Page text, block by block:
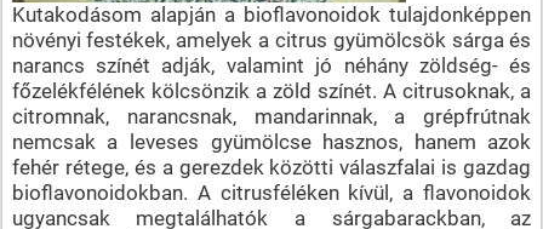
Kutakodásom alapján a bioflavonoidok tulajdonképpen
növényi festékek, amelyek a citrus gyümölcsök sárga és
narancs színét adják, valamint jó néhány zöldség- és
főzelékfélének kölcsönzik a zöld színét. A citrusoknak, a
citromnak, narancsnak, mandarinnak, a grépfrútnak
nemcsak a leveses gyümölcse hasznos, hanem azok
fehér rétege, és a gerezdek közötti válaszfalai is gazdag
bioflavonoidokban. A citrusféléken kívül, a flavonoidok
ugyancsak megtalálhatók a sárgabarackban, az